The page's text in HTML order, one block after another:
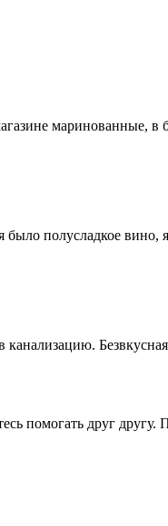
маринованные, в
полусладкое вино,
канализацию.
помогать друг другу.